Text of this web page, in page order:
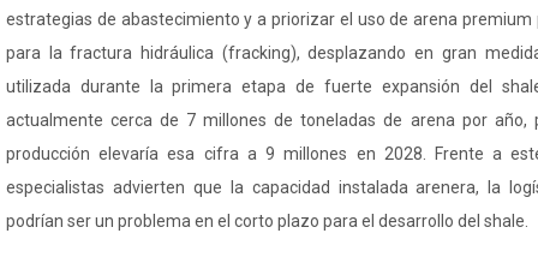
estrategias de abastecimiento y a priorizar el uso de arena premium
para la fractura hidráulica (fracking), desplazando en gran
utilizada durante la primera etapa de fuerte expansión del
actualmente cerca de 7 millones de toneladas de arena por año,
producción elevaría esa cifra a 9 millones en 2028. Frente a
especialistas advierten que la capacidad instalada arenera, la
podrían ser un problema en el corto plazo para el desarrollo del shale.